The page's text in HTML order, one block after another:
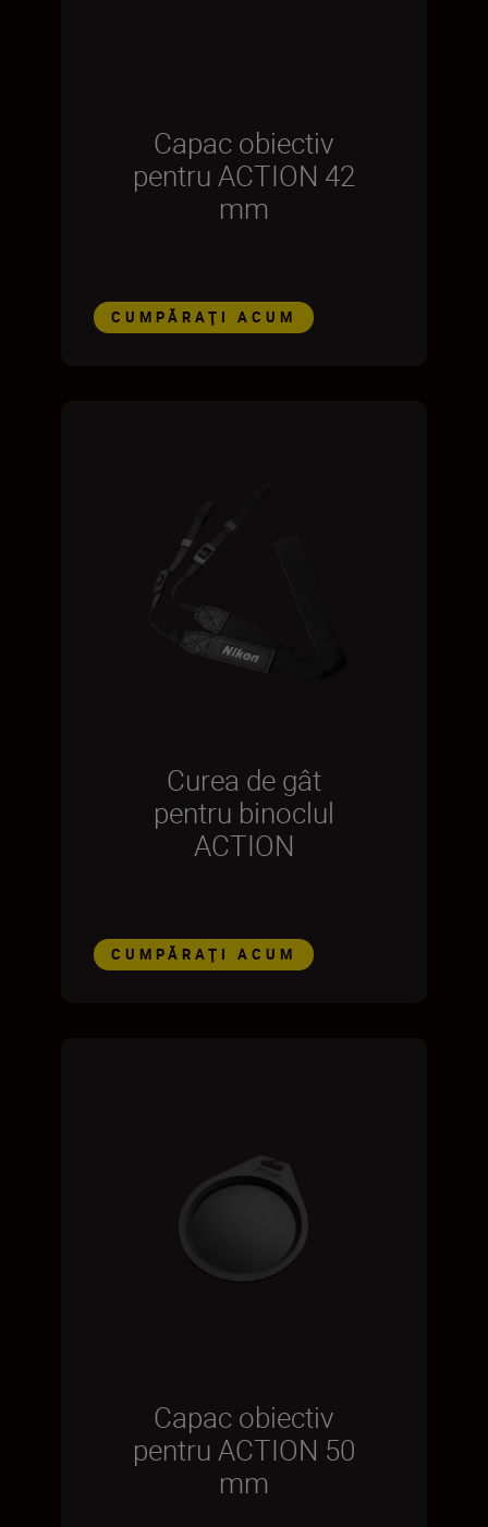
Capac obiectiv
pentru ACTION 42
mm
CUMPĂRAŢI ACUM
Curea de gât
pentru binoclul
ACTION
CUMPĂRAŢI ACUM
Capac obiectiv
pentru ACTION 50
mm